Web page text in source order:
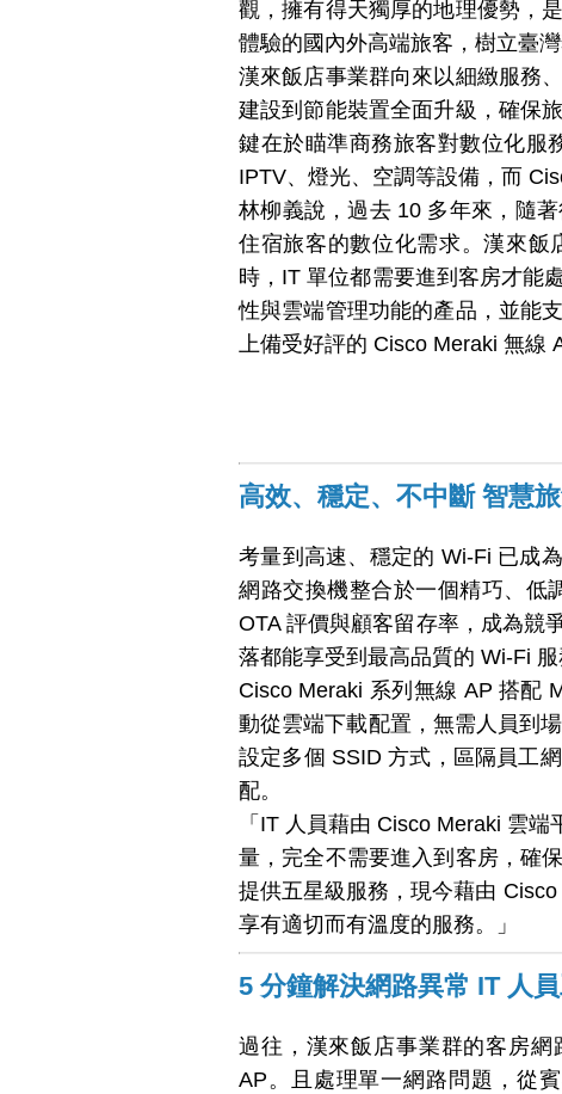
觀，擁有得天獨厚的地理優勢，
體驗的國內外高端旅客，樹立臺灣
漢來飯店事業群向來以細緻服務
建設到節能裝置全面升級，確保
鍵在於瞄準商務旅客對數位化服
IPTV、燈光、空調等設備，而
林柳義說，過去 10 多年來，隨
住宿旅客的數位化需求。漢來飯
時，IT 單位都需要進到客房才能
性與雲端管理功能的產品，並能
上備受好評的 Cisco Meraki 無線
高效、穩定、不中斷 智慧
考量到高速、穩定的 Wi-Fi 已成
網路交換機整合於一個精巧、低
OTA 評價與顧客留存率，成為競
落都能享受到最高品質的 Wi-Fi
Cisco Meraki 系列無線 AP 搭配
動從雲端下載配置，無需人員到
設定多個 SSID 方式，區隔員工
配。
「IT 人員藉由 Cisco Meraki 雲
量，完全不需要進入到客房，確
提供五星級服務，現今藉由
享有適切而有溫度的服務。」
5 分鐘解決網路異常 IT 人
過往，漢來飯店事業群的客房
AP。且處理單一網路問題，從